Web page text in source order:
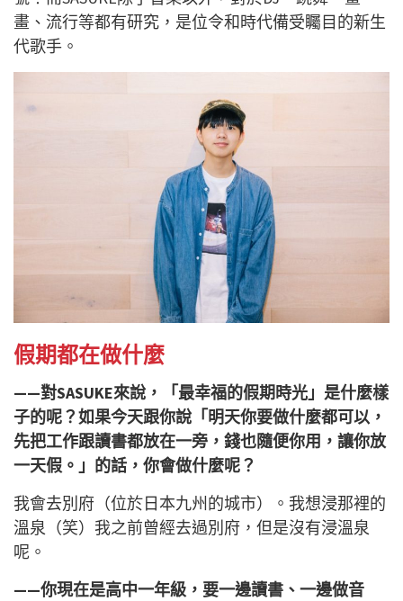
畫、流行等都有研究，是位令和時代備受矚目的新生
代歌手。
假期都在做什麼
——對SASUKE來說，「最幸福的假期時光」是什麼樣
子的呢？如果今天跟你說「明天你要做什麼都可以，
先把工作跟讀書都放在一旁，錢也隨便你用，讓你放
一天假。」的話，你會做什麼呢？
我會去別府（位於日本九州的城市）。我想浸那裡的
溫泉（笑）我之前曾經去過別府，但是沒有浸溫泉
呢。
——你現在是高中一年級，要一邊讀書、一邊做音